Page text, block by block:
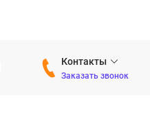
Контакты
Заказать звонок